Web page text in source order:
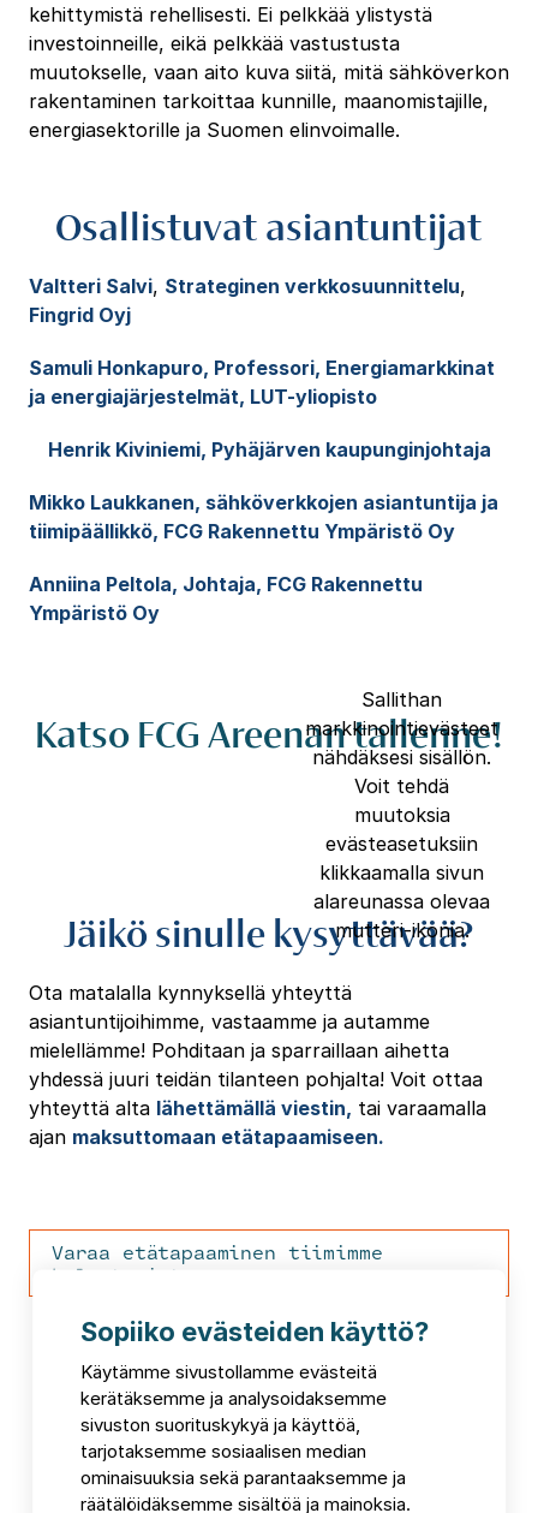
kehittymistä rehellisesti. Ei pelkkää ylistystä
investoinneille, eikä pelkkää vastustusta
muutokselle, vaan aito kuva siitä, mitä sähköverkon
rakentaminen tarkoittaa kunnille, maanomistajille,
energiasektorille ja Suomen elinvoimalle.
Osallistuvat asiantuntijat
Valtteri Salvi, Strateginen verkkosuunnittelu,
Fingrid Oyj
Samuli Honkapuro, Professori, Energiamarkkinat
ja energiajärjestelmät, LUT-yliopisto
Henrik Kiviniemi, Pyhäjärven kaupunginjohtaja
Mikko Laukkanen, sähköverkkojen asiantuntija ja
tiimipäällikkö, FCG Rakennettu Ympäristö Oy
Anniina Peltola, Johtaja, FCG Rakennettu
Ympäristö Oy
Katso FCG Areenan tallenne!
Sallithan
markkinointievästeet
nähdäksesi sisällön.
Voit tehdä
muutoksia
evästeasetuksiin
klikkaamalla sivun
alareunassa olevaa
mutteri-ikonia.
Jäikö sinulle kysyttävää?
Ota matalalla kynnyksellä yhteyttä
asiantuntijoihimme, vastaamme ja autamme
mielellämme! Pohditaan ja sparraillaan aihetta
yhdessä juuri teidän tilanteen pohjalta! Voit ottaa
yhteyttä alta lähettämällä viestin, tai varaamalla
ajan maksuttomaan etätapaamiseen.
Varaa etätapaaminen tiimimme
kalenterista
Sopiiko evästeiden käyttö?
Käytämme sivustollamme evästeitä
kerätäksemme ja analysoidaksemme
sivuston suorituskykyä ja käyttöä,
tarjotaksemme sosiaalisen median
ominaisuuksia sekä parantaaksemme ja
räätälöidäksemme sisältöä ja mainoksia.